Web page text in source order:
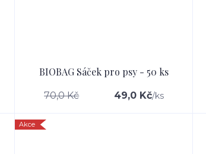
BIOBAG Sáček pro psy - 50 ks
70,0 Kč 49,0 Kč/ks
Akce